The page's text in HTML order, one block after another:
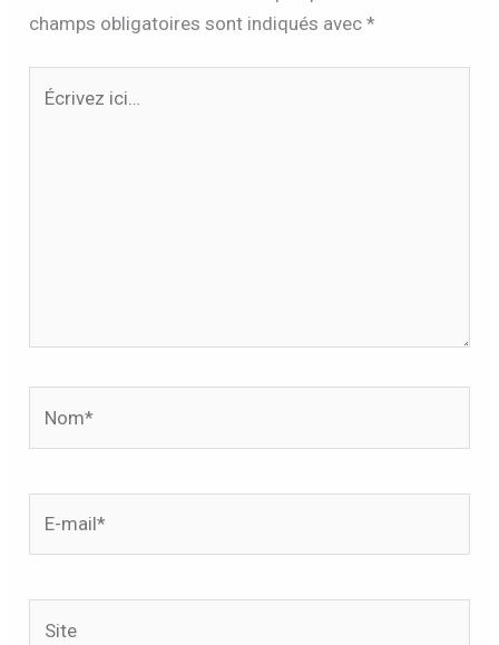
champs obligatoires sont indiqués avec*